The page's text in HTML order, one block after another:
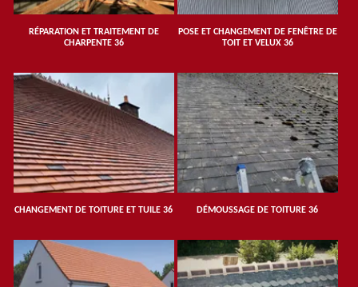
RÉPARATION ET TRAITEMENT DE
CHARPENTE 36
POSE ET CHANGEMENT DE FENÊTRE DE
TOIT ET VELUX 36
CHANGEMENT DE TOITURE ET TUILE 36 DÉMOUSSAGE DE TOITURE 36